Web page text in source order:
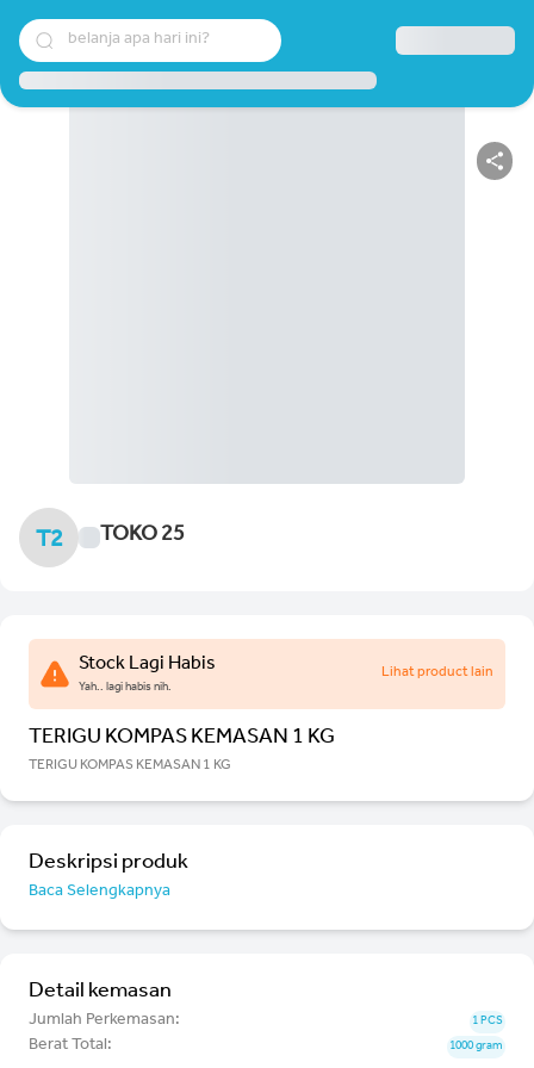
belanja apa hari ini?
T2 TOKO 25
Stock Lagi Habis
Yah.. lagi habis nih.
Lihat product lain
TERIGU KOMPAS KEMASAN 1 KG
TERIGU KOMPAS KEMASAN 1 KG
Deskripsi produk
Baca Selengkapnya
Detail kemasan
Jumlah Perkemasan: 1 PCS
Berat Total: 1000 gram